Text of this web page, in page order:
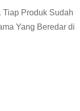
Produk Sudah
Yang Beredar di